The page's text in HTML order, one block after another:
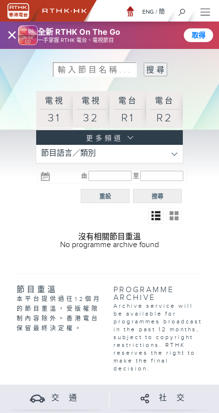
× 全新 RTHK On The Go
一手掌握 RTHK 電台、電視節目
取得
ENG / 簡
電視
31
電視
32
電台
R1
電台
R2
R3
電台 電台
R5
電台
普通
更多頻道
節目語言／類別
由 至
搜尋
重設
沒有相關節目重溫
No programme archive found
節目重溫
本平台提供過往12個月
的節目重溫，受版權限
制內容除外。香港電台
保留最終決定權。
PROGRAMME
ARCHIVE
Archive service will
be available for
programmes broadcast
in the past 12 months,
subject to copyright
restrictions. RTHK
reserves the right to
make the final
decision.
交 通 社 交